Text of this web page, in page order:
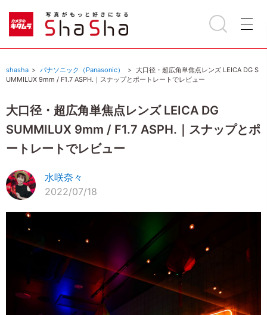
shasha パナソニック（Panasonic）
大口径・超広角単焦点レンズ LEICA DG S
UMMILUX 9mm / F1.7 ASPH.｜スナップとポートレートでレビュー
大口径・超広角単焦点レンズ LEICA DG
SUMMILUX 9mm / F1.7 ASPH.｜スナップとポ
ートレートでレビュー
水咲奈々
2022/07/18